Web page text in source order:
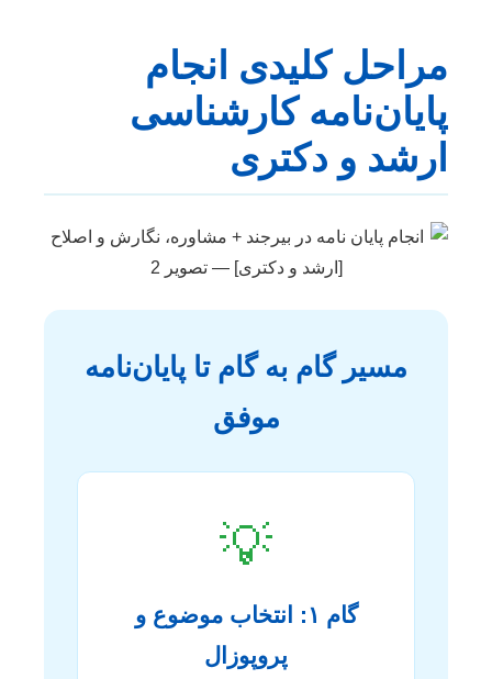
مراحل کلیدی انجام
پایان‌نامه کارشناسی
ارشد و دکتری
مسیر گام به گام تا پایان‌نامه
موفق
💡
گام ۱: انتخاب موضوع و
پروپوزال